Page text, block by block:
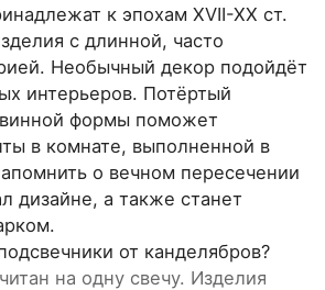
к эпохам XVII-XX ст.
с длинной, часто
Необычный декор подойдёт
интерьеров. Потёртый
формы поможет
в комнате, выполненной в
о вечном пересечении
дизайне, а также станет
от канделябров?
на одну свечу. Изделия